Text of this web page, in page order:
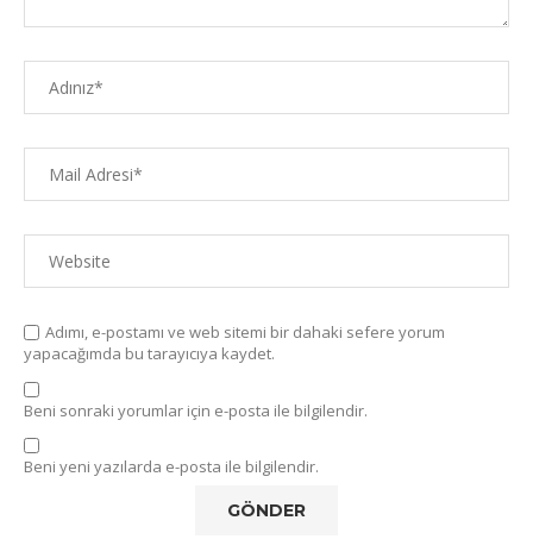
Adımı, e-postamı ve web sitemi bir dahaki sefere yorum
yapacağımda bu tarayıcıya kaydet.
Beni sonraki yorumlar için e-posta ile bilgilendir.
Beni yeni yazılarda e-posta ile bilgilendir.